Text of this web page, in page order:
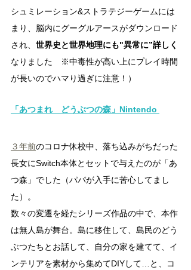
シュミレーション&ストラテジーゲームには
まり、脳内にグーグルアースがダウンロード
され、 世界史と世界地理にも"異常に”詳しく
なりました　※中毒性が高い上にプレイ時間
が長いのでハマり過ぎに注意！）
「あつまれ　どうぶつの森」 Nintendo
３年前のコロナ休校中、落ち込みがちだった
長女にSwitch本体とセットで与えたのが「あ
つ森」でした（パパが入手に苦心してまし
た）。
数々の変遷を経たシリーズ作品の中で、本作
は無人島が舞台。島に移住して、島民のどう
ぶつたちとお話して、自分の家を建てて、イ
ンテリアを素材から集めてDIYして…と、コ